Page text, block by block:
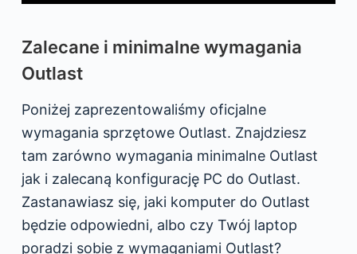
Zalecane i minimalne wymagania
Outlast
Poniżej zaprezentowaliśmy oficjalne
wymagania sprzętowe Outlast. Znajdziesz
tam zarówno wymagania minimalne Outlast
jak i zalecaną konfigurację PC do Outlast.
Zastanawiasz się, jaki komputer do Outlast
będzie odpowiedni, albo czy Twój laptop
poradzi sobie z wymaganiami Outlast?